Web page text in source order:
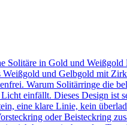
Solitäre in Gold und
und Gelbgold mit
Warum Solitärringe die
einfällt. Dieses Design
eine klare Linie, kein
oder Beisteckring